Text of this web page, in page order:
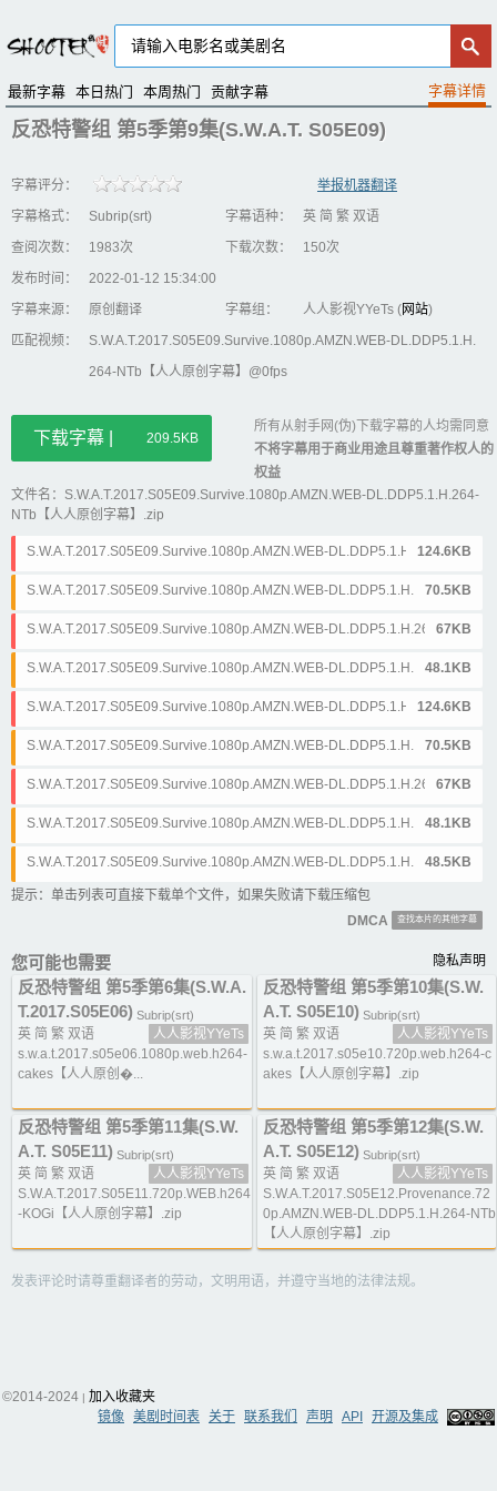
最新字幕 本日热门 本周热门 贡献字幕
反恐特警组 第5季第9集(S.W.A.T. S05E09)
字幕评分：
举报机器翻译
字幕格式：
Subrip(srt) 字幕语种：
英 简 繁 双语
查阅次数：
1983次 下载次数：
150次
发布时间：
2022-01-12 15:34:00
字幕来源：
原创翻译 字幕组： 人人影视YYeTs (网站)
匹配视频：
S.W.A.T.2017.S05E09.Survive.1080p.AMZN.WEB-DL.DDP5.1.H.
264-NTb【人人原创字幕】@0fps
下载字幕 | 209.5KB
所有从射手网(伪)下载字幕的人均需同意
不将字幕用于商业用途且尊重著作权人的
权益
文件名：S.W.A.T.2017.S05E09.Survive.1080p.AMZN.WEB-DL.DDP5.1.H.264-
NTb【人人原创字幕】.zip
S.W.A.T.2017.S05E09.Survive.1080p.AMZN.WEB-DL.DDP5.1.H.264-NTb.
简体&英文.ass
124.6KB
S.W.A.T.2017.S05E09.Survive.1080p.AMZN.WEB-DL.DDP5.1.H.264-NTb.
简体&英文.srt
70.5KB
S.W.A.T.2017.S05E09.Survive.1080p.AMZN.WEB-DL.DDP5.1.H.264-NTb.
简体.ass
67KB
S.W.A.T.2017.S05E09.Survive.1080p.AMZN.WEB-DL.DDP5.1.H.264-NTb.
简体.srt
48.1KB
S.W.A.T.2017.S05E09.Survive.1080p.AMZN.WEB-DL.DDP5.1.H.264-NTb.
繁体&英文.ass
124.6KB
S.W.A.T.2017.S05E09.Survive.1080p.AMZN.WEB-DL.DDP5.1.H.264-NTb.
繁体&英文.srt
70.5KB
S.W.A.T.2017.S05E09.Survive.1080p.AMZN.WEB-DL.DDP5.1.H.264-NTb.
繁体.ass
67KB
S.W.A.T.2017.S05E09.Survive.1080p.AMZN.WEB-DL.DDP5.1.H.264-NTb.
繁体.srt
48.1KB
S.W.A.T.2017.S05E09.Survive.1080p.AMZN.WEB-DL.DDP5.1.H.264-NTb.
英文.srt
48.5KB
提示：单击列表可直接下载单个文件，如果失败请下载压缩包
DMCA
查找本片的其他字幕
您可能也需要 隐私声明
反恐特警组 第5季第6集(S.W.A.
T.2017.S05E06) Subrip(srt)
英 简 繁 双语
人人影视YYeTs
s.w.a.t.2017.s05e06.1080p.web.h264-
cakes【人人原创�...
反恐特警组 第5季第10集(S.W.
A.T. S05E10) Subrip(srt)
英 简 繁 双语
人人影视YYeTs
s.w.a.t.2017.s05e10.720p.web.h264-c
akes【人人原创字幕】.zip
反恐特警组 第5季第11集(S.W.
A.T. S05E11) Subrip(srt)
英 简 繁 双语
人人影视YYeTs
S.W.A.T.2017.S05E11.720p.WEB.h264
-KOGi【人人原创字幕】.zip
反恐特警组 第5季第12集(S.W.
A.T. S05E12) Subrip(srt)
英 简 繁 双语
人人影视YYeTs
S.W.A.T.2017.S05E12.Provenance.72
0p.AMZN.WEB-DL.DDP5.1.H.264-NTb
【人人原创字幕】.zip
发表评论时请尊重翻译者的劳动，文明用语，并遵守当地的法律法规。
©2014-2024 | 加入收藏夹
镜像 美剧时间表 关于 联系我们 声明 API 开源及集成